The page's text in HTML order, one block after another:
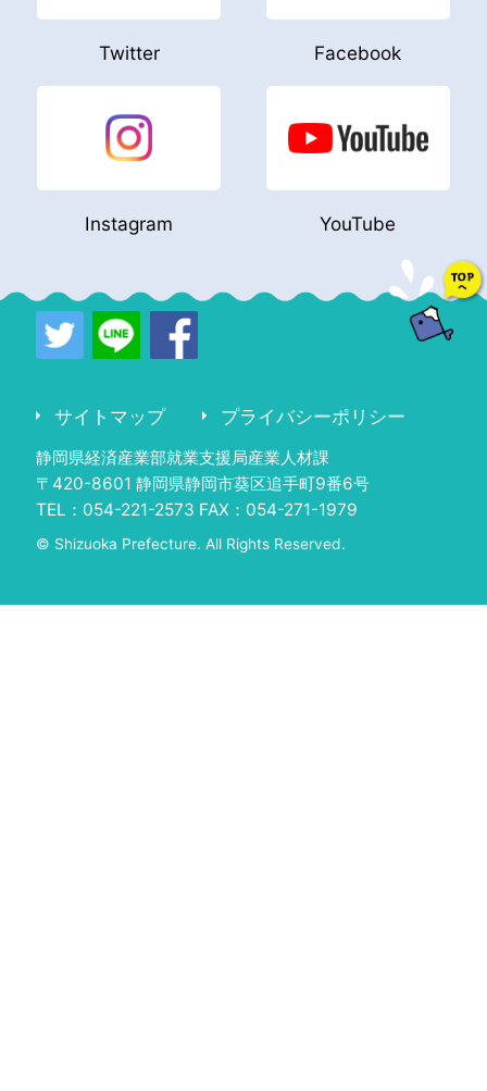
Twitter Facebook
Instagram YouTube
サイトマップ プライバシーポリシー
静岡県経済産業部就業支援局産業人材課
〒420-8601 静岡県静岡市葵区追手町9番6号
TEL：054-221-2573 FAX：054-271-1979
© Shizuoka Prefecture. All Rights Reserved.